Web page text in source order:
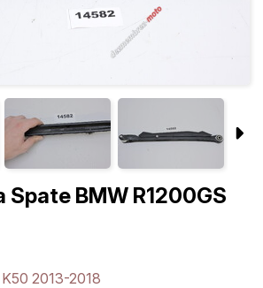
Spate BMW R1200GS
2013-2018